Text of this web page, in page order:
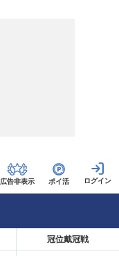
広告非表示 ポイ活
冠位戴冠戦